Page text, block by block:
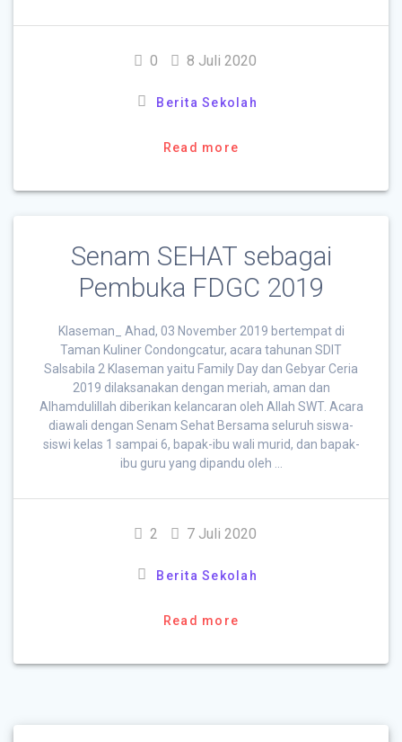
0 8 Juli 2020
Berita Sekolah
Read more
Senam SEHAT sebagai
Pembuka FDGC 2019
Klaseman_ Ahad, 03 November 2019 bertempat di
Taman Kuliner Condongcatur, acara tahunan SDIT
Salsabila 2 Klaseman yaitu Family Day dan Gebyar Ceria
2019 dilaksanakan dengan meriah, aman dan
Alhamdulillah diberikan kelancaran oleh Allah SWT. Acara
diawali dengan Senam Sehat Bersama seluruh siswa-
siswi kelas 1 sampai 6, bapak-ibu wali murid, dan bapak-
ibu guru yang dipandu oleh …
2 7 Juli 2020
Berita Sekolah
Read more